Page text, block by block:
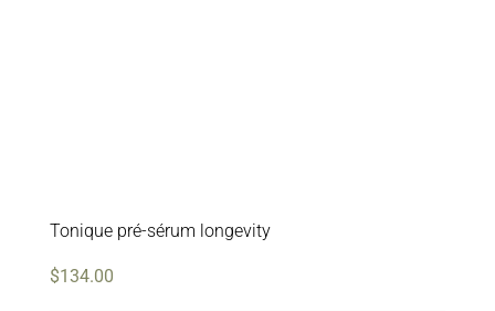
Tonique pré-sérum longevity
$134.00